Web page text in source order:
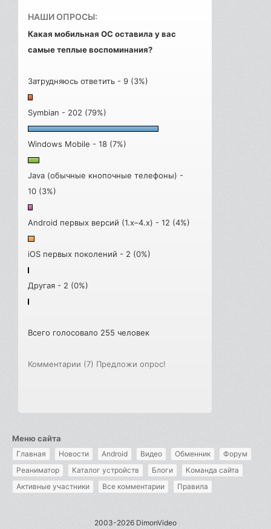
НАШИ ОПРОСЫ:
Какая мобильная ОС оставила у вас
самые теплые воспоминания?
Затрудняюсь ответить - 9 (3%)
Symbian - 202 (79%)
Windows Mobile - 18 (7%)
Java (обычные кнопочные телефоны) -
10 (3%)
Android первых версий (1.x–4.x) - 12 (4%)
iOS первых поколений - 2 (0%)
Другая - 2 (0%)
Всего голосовало 255 человек
Комментарии (7) Предложи опрос!
Меню сайта
Главная Новости Android Видео Обменник
Форум
Реаниматор
Каталог устройств Блоги
Команда сайта
Активные участники
Все комментарии Правила
2003-2026 DimonVideo